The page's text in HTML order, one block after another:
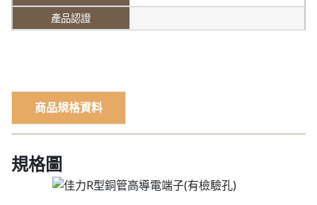
商品規格資料
規格圖